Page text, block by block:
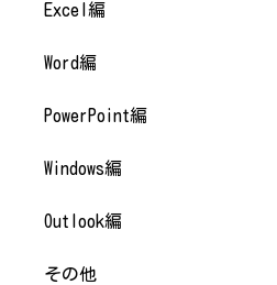
Excel編
Word編
PowerPoint編
Windows編
Outlook編
その他